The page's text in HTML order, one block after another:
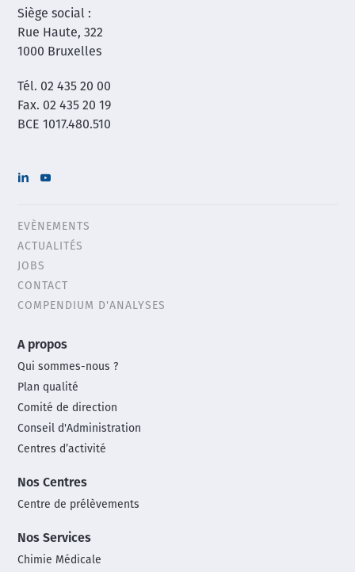
Siège social :
Rue Haute, 322
1000 Bruxelles
Tél. 02 435 20 00
Fax. 02 435 20 19
BCE 1017.480.510
Header
menu
EVÈNEMENTS
ACTUALITÉS
JOBS
CONTACT
COMPENDIUM D'ANALYSES
footer
menu
A propos
Qui sommes-nous ?
Plan qualité
Comité de direction
Conseil d'Administration
Centres d’activité
Nos Centres
Centre de prélèvements
Nos Services
Chimie Médicale